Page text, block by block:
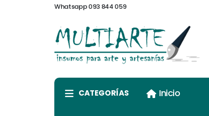
Whatsapp 093 844 059
CATEGORÍAS Inicio